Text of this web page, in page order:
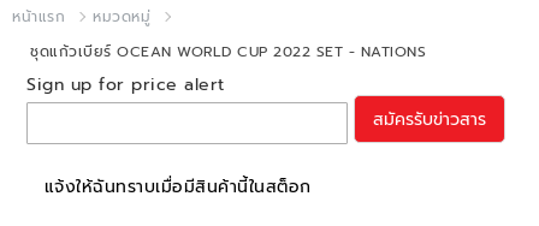
หน้าแรก
หมวดหมู่
ชุดแก้วเบียร์ OCEAN WORLD CUP 2022 SET - NATIONS
Sign up for price alert
สมัครรับข่าวสาร
แจ้งให้ฉันทราบเมื่อมีสินค้านี้ในสต็อก